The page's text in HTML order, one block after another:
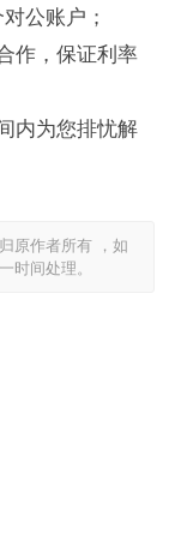
公账户；
作，保证利率
内为您排忧解
原作者所有 ，如
时间处理。